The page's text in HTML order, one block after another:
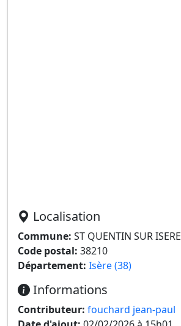
Localisation
Commune: ST QUENTIN SUR ISERE
Code postal: 38210
Département: Isère (38)
Informations
Contributeur: fouchard jean-paul